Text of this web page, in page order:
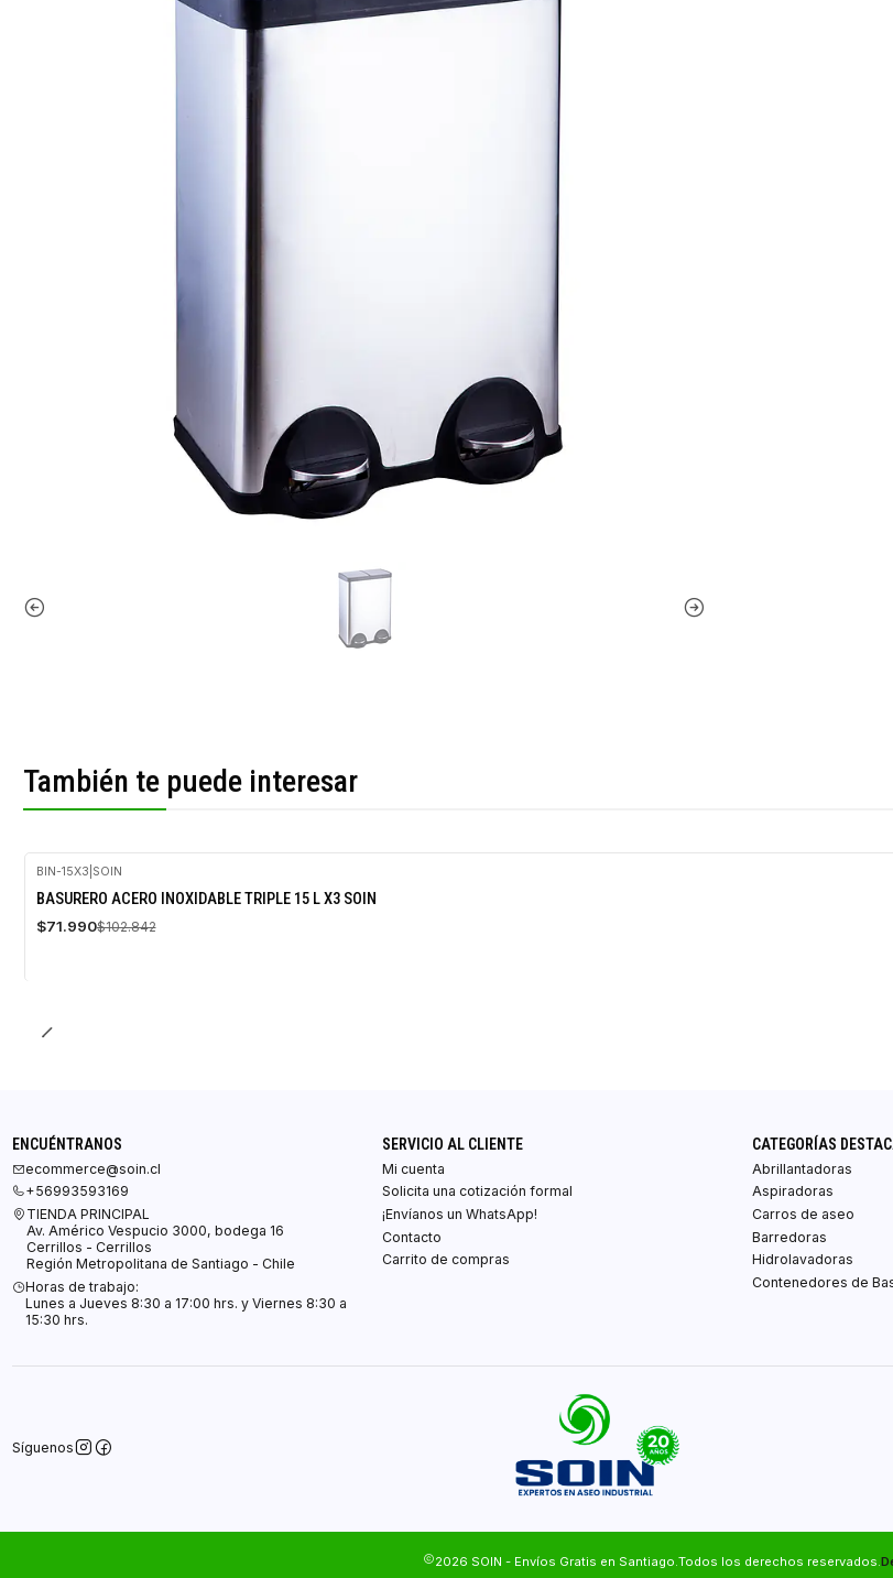
También te puede interesar
-30%
OFF
BIN-15X3 SOIN
BASURERO ACERO INOXIDABLE TRIPLE 15 L X3 SOIN
$71.990$102.842
ENCUÉNTRANOS
ecommerce@soin.cl
+56993593169
TIENDA PRINCIPAL
Av. Américo Vespucio 3000, bodega 16
Cerrillos - Cerrillos
Región Metropolitana de Santiago - Chile
Horas de trabajo:
Lunes a Jueves 8:30 a 17:00 hrs. y Viernes 8:30 a
15:30 hrs.
SERVICIO AL CLIENTE
Mi cuenta
Solicita una cotización formal
¡Envíanos un WhatsApp!
Contacto
Carrito de compras
CATEGORÍAS
Abrillantadoras
Aspiradoras
Carros de aseo
Barredoras
Hidrolavadoras
Contenedores de
Síguenos
2026 SOIN - Envíos Gratis en Santiago.Todos los derechos reservados.